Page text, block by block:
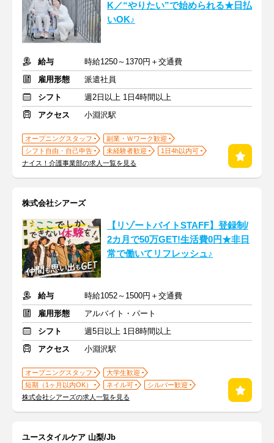
K／“やりたい”で始められる★日払
いOK♪
給与
時給1250～1370円＋交通費
雇用形態
派遣社員
シフト
週2日以上 1日4時間以上
アクセス
小淵沢駅
オープニングスタッフ
副業・Ｗワーク歓迎
シフト自由・自己申告
未経験者歓迎
1日4h以内可
ナイス！介護事業部の求人一覧を見る
株式会社シアーズ
【リゾートバイトSTAFF】登録制/
2カ月で50万GET!生活費0円★非日
常で働いてリフレッシュ♪
給与
時給1052～1500円＋交通費
雇用形態
アルバイト・パート
シフト
週5日以上 1日8時間以上
アクセス
小淵沢駅
オープニングスタッフ
大学生歓迎
短期（1ヶ月以内OK）
ネイル可
シルバー歓迎
株式会社シアーズの求人一覧を見る
ユースタイルケア 山梨/Jb